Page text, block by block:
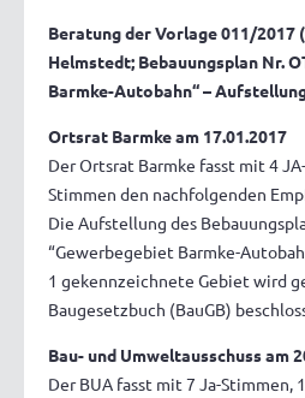
Beratung der Vorlage 011/2017
Helmstedt; Bebauungsplan Nr.
Barmke-Autobahn“ –
Ortsrat Barmke am 17.01.2017
Der Ortsrat Barmke fasst mit 4
Stimmen den nachfolgenden
Die Aufstellung des
“Gewerbegebiet Barmke-
1 gekennzeichnete Gebiet wird
Baugesetzbuch (BauGB)
Bau- und Umweltausschuss am
Der BUA fasst mit 7 Ja-Stimmen,